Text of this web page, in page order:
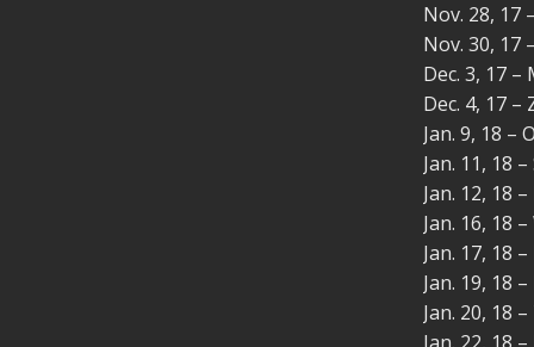
Nov. 28, 17
Nov. 30, 17
Dec. 3, 17
Dec. 4, 17
Jan. 9, 18 –
Jan. 11, 18
Jan. 12, 18
Jan. 16, 18
Jan. 17, 18
Jan. 19, 18
Jan. 20, 18